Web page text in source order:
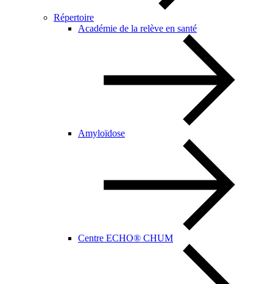
Répertoire
Académie de la relève en santé
Amyloïdose
Centre ECHO® CHUM